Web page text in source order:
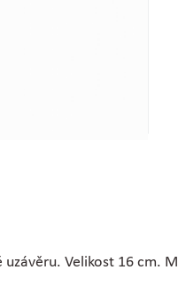
uzávěru. Velikost 16 cm.